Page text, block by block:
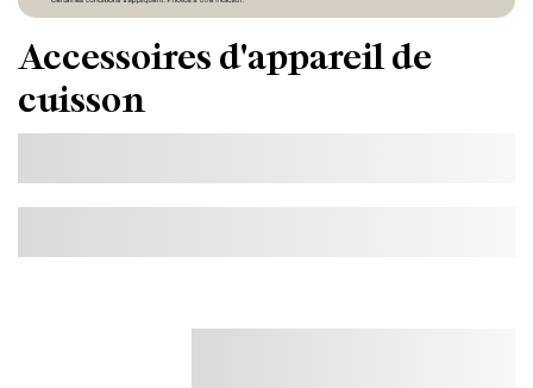
Accessoires d'appareil de
cuisson